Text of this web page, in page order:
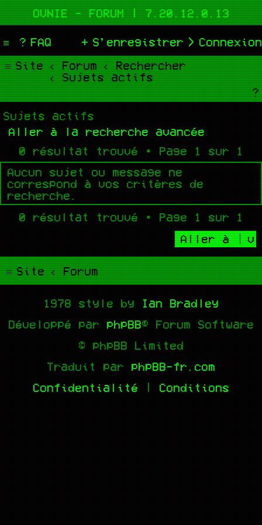
OVNIE - FORUM | 7.20.12.0.13
FAQ Connexion
S’enregistrer
Site Forum
Rechercher
Sujets actifs
Sujets actifs
Aller à la recherche avancée
0 résultat trouvé • Page
1 sur
1
Aucun sujet ou message ne
correspond à vos critères de
recherche.
0 résultat trouvé • Page 1 sur 1
Aller à
Site Forum
1978 style by
Ian Bradley
Développé par phpBB® Forum Software
© phpBB Limited
Traduit par phpBB-fr.com
Confidentialité | Conditions